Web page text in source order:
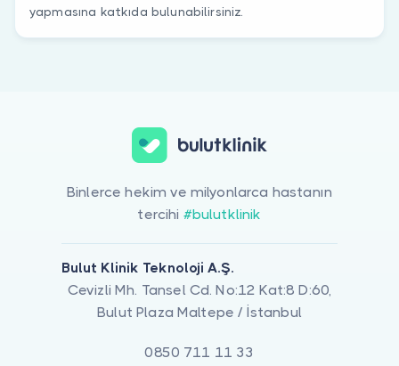
yapmasına katkıda bulunabilirsiniz.
Binlerce hekim ve milyonlarca hastanın
tercihi #bulutklinik
Bulut Klinik Teknoloji A.Ş.
Cevizli Mh. Tansel Cd. No:12 Kat:8 D:60,
Bulut Plaza Maltepe / İstanbul
0850 711 11 33